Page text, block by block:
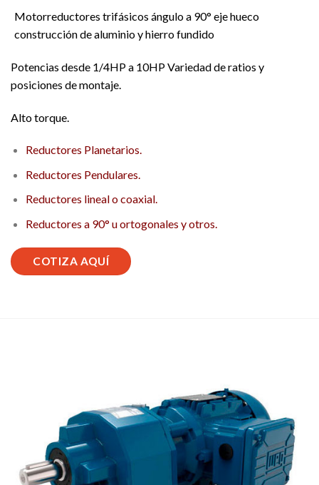
Motorreductores trifásicos ángulo a 90° eje hueco
construcción de aluminio y hierro fundido
Potencias desde 1/4HP a 10HP Variedad de ratios y
posiciones de montaje.
Alto torque.
Reductores Planetarios.
Reductores Pendulares.
Reductores lineal o coaxial.
Reductores a 90° u ortogonales y otros.
COTIZA AQUÍ